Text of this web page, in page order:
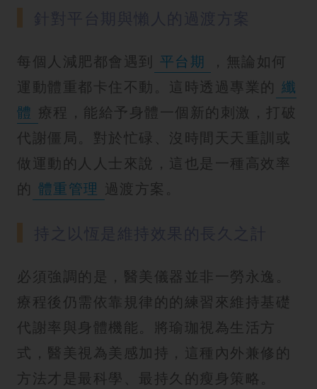
每個人減肥都會遇到 平台期
，無論如何
運動體重都卡住不動。這時透過專業的 纖
體 療程，能給予身體一個新的刺激，打破
代謝僵局。對於忙碌、沒時間天天重訓或
做運動的人人士來說，這也是一種高效率
的 體重管理 過渡方案。
必須強調的是，醫美儀器並非一勞永逸。
療程後仍需依靠規律的的練習來維持基礎
代謝率與身體機能。將瑜珈視為生活方
式，醫美視為美感加持，這種內外兼修的
方法才是最科學、最持久的瘦身策略。